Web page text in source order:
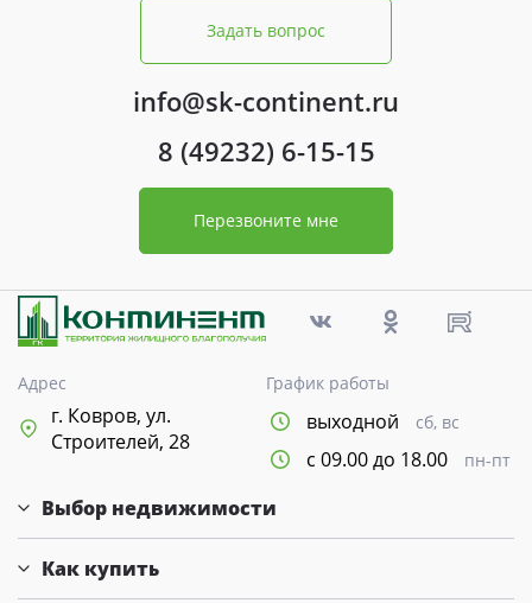
Задать вопрос
info@sk-continent.ru
8 (49232) 6-15-15
Перезвоните мне
Адрес
г. Ковров, ул.
Строителей, 28
График работы
выходной сб, вс
с 09.00 до 18.00 пн-пт
Выбор недвижимости
Как купить